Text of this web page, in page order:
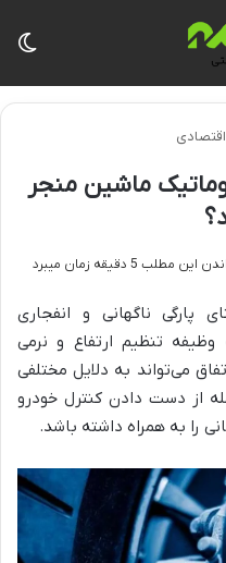
اقتصادی
ماشین منجر
این مطلب 5 دقیقه زمان میبرد
پارگی ناگهانی و انفجاری
تنظیم ارتفاع و نرمی
می‌تواند به دلایل مختلفی
از دست دادن کنترل خودرو
را به همراه داشته باشد.